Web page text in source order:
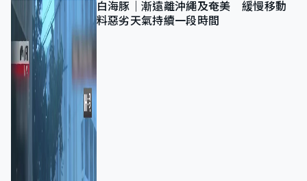
白海豚｜漸遠離沖繩及奄美 緩慢移動
料惡劣天氣持續一段時間